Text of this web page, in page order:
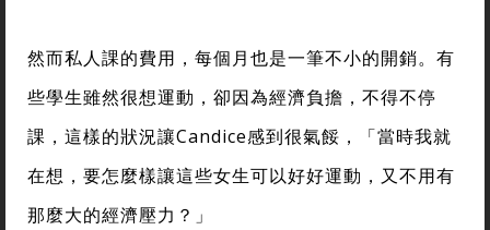
然而私人課的費用，每個月也是一筆不小的開銷。有
些學生雖然很想運動，卻因為經濟負擔，不得不停
課，這樣的狀況讓Candice感到很氣餒，「當時我就
在想，要怎麼樣讓這些女生可以好好運動，又不用有
那麼大的經濟壓力？」